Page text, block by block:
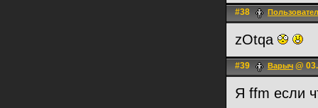
#38
zOtqa
#39 Варыч @
Я ffm если